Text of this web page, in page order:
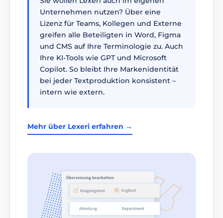
Unternehmen nutzen? Über eine
Lizenz für Teams, Kollegen und Externe
greifen alle Beteiligten in Word, Figma
und CMS auf Ihre Terminologie zu. Auch
Ihre KI-Tools wie GPT und Microsoft
Copilot. So bleibt Ihre Markenidentität
bei jeder Textproduktion konsistent –
intern wie extern.
Mehr über Lexeri erfahren →